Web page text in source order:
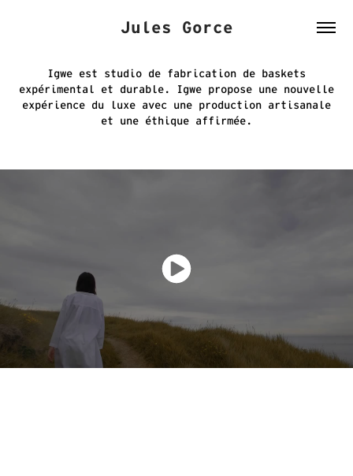
Jules Gorce
Igwe est studio de fabrication de baskets
expérimental et durable. Igwe propose une nouvelle
expérience du luxe avec une production artisanale
et une éthique affirmée.